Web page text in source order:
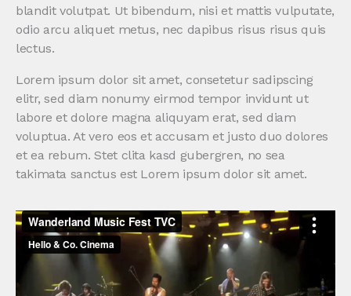
blandit volutpat. Ut bibendum, nisi et mattis vulputate,
odio arcu aliquet metus, nec dapibus risus risus quis
lectus.
Lorem ipsum dolor sit amet, consetetur sadipscing
elitr, sed diam nonumy eirmod tempor invidunt ut
labore et dolore magna aliquyam erat, sed diam
voluptua. At vero eos et accusam et justo duo dolores
et ea rebum. Stet clita kasd gubergren, no sea
takimata sanctus est Lorem ipsum dolor sit amet.